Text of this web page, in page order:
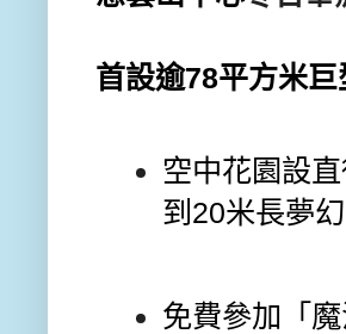
首設逾78平方米
空中花園設
到 20米長夢
免費參加「